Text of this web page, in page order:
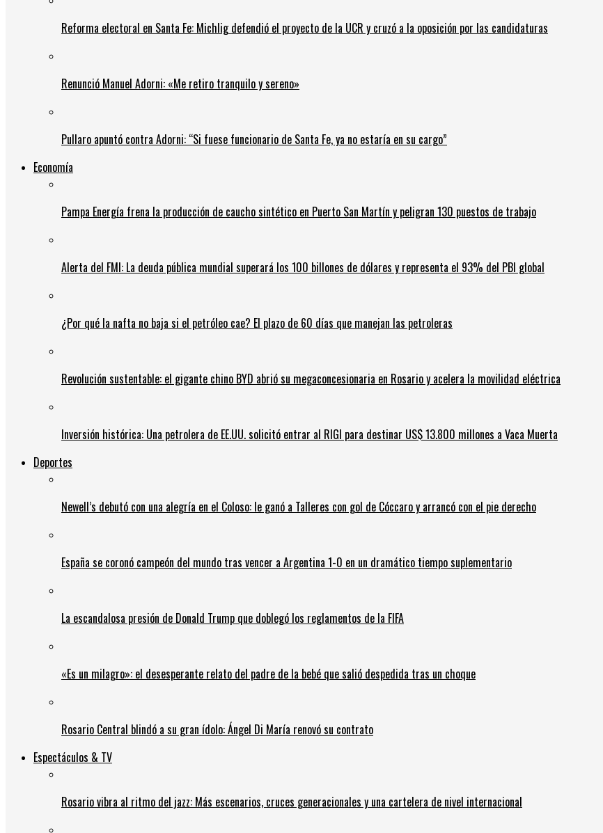
Reforma electoral en Santa Fe: Michlig defendió el proyecto de la UCR y cruzó a la oposición por las candidaturas
Renunció Manuel Adorni: «Me retiro tranquilo y sereno»
Pullaro apuntó contra Adorni: “Si fuese funcionario de Santa Fe, ya no estaría en su cargo”
Economía
Pampa Energía frena la producción de caucho sintético en Puerto San Martín y peligran 130 puestos de trabajo
Alerta del FMI: La deuda pública mundial superará los 100 billones de dólares y representa el 93% del PBI global
¿Por qué la nafta no baja si el petróleo cae? El plazo de 60 días que manejan las petroleras
Revolución sustentable: el gigante chino BYD abrió su megaconcesionaria en Rosario y acelera la movilidad eléctrica
Inversión histórica: Una petrolera de EE.UU. solicitó entrar al RIGI para destinar US$ 13.800 millones a Vaca Muerta
Deportes
Newell’s debutó con una alegría en el Coloso: le ganó a Talleres con gol de Cóccaro y arrancó con el pie derecho
España se coronó campeón del mundo tras vencer a Argentina 1-0 en un dramático tiempo suplementario
La escandalosa presión de Donald Trump que doblegó los reglamentos de la FIFA
«Es un milagro»: el desesperante relato del padre de la bebé que salió despedida tras un choque
Rosario Central blindó a su gran ídolo: Ángel Di María renovó su contrato
Espectáculos & TV
Rosario vibra al ritmo del jazz: Más escenarios, cruces generacionales y una cartelera de nivel internacional